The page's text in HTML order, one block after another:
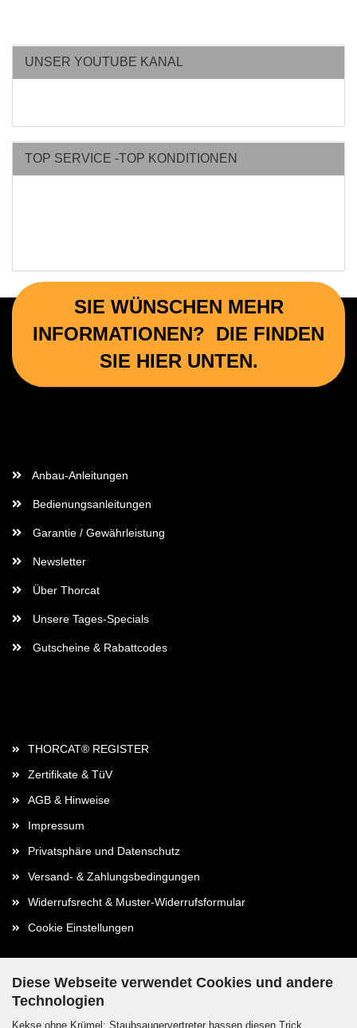
Diese Webseite verwendet Cookies und andere
Technologien
Kekse ohne Krümel: Staubsaugervertreter hassen diesen Trick
UNSER YOUTUBE KANAL
TOP SERVICE -TOP KONDITIONEN
SIE WÜNSCHEN MEHR
INFORMATIONEN? DIE FINDEN
SIE HIER UNTEN.
Anbau-Anleitungen
Bedienungsanleitungen
Garantie / Gewährleistung
Newsletter
Über Thorcat
Unsere Tages-Specials
Gutscheine & Rabattcodes
THORCAT® REGISTER
Zertifikate & TüV
AGB & Hinweise
Impressum
Privatsphäre und Datenschutz
Versand- & Zahlungsbedingungen
Widerrufsrecht & Muster-Widerrufsformular
Cookie Einstellungen
Kontaktdaten